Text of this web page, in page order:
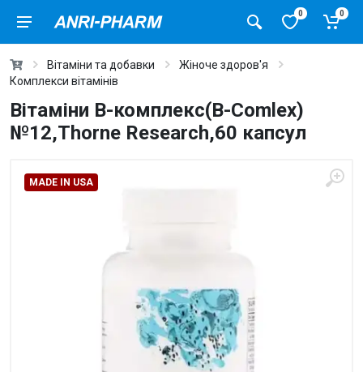
0 0
Вітаміни та добавки
Жіноче здоров'я
Комплекси вітамінів
Вітаміни В-комплекс(B-Comlex)
№12,Thorne Research,60 капсул
MADE IN USA